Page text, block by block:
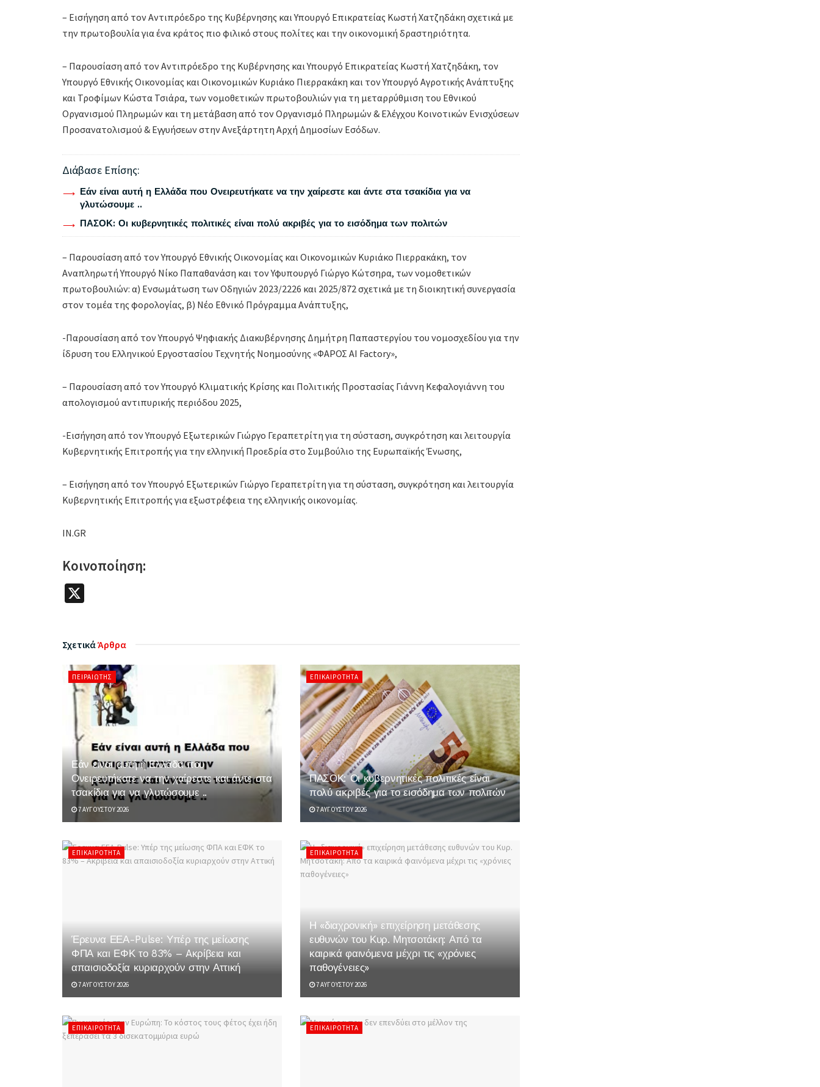
– Εισήγηση από τον Αντιπρόεδρο της Κυβέρνησης και Υπουργό Επικρατείας Κωστή Χατζηδάκη σχετικά με
την πρωτοβουλία για ένα κράτος πιο φιλικό στους πολίτες και την οικονομική δραστηριότητα.
– Παρουσίαση από τον Αντιπρόεδρο της Κυβέρνησης και Υπουργό Επικρατείας Κωστή Χατζηδάκη, τον
Υπουργό Εθνικής Οικονομίας και Οικονομικών Κυριάκο Πιερρακάκη και τον Υπουργό Αγροτικής Ανάπτυξης
και Τροφίμων Κώστα Τσιάρα, των νομοθετικών πρωτοβουλιών για τη μεταρρύθμιση του Εθνικού
Οργανισμού Πληρωμών και τη μετάβαση από τον Οργανισμό Πληρωμών & Ελέγχου Κοινοτικών Ενισχύσεων
Προσανατολισμού & Εγγυήσεων στην Ανεξάρτητη Αρχή Δημοσίων Εσόδων.
Διάβασε Επίσης:
Εάν είναι αυτή η Ελλάδα που Ονειρευτήκατε να την χαίρεστε και άντε στα τσακίδια για να
γλυτώσουμε ..
ΠΑΣΟΚ: Οι κυβερνητικές πολιτικές είναι πολύ ακριβές για το εισόδημα των πολιτών
– Παρουσίαση από τον Υπουργό Εθνικής Οικονομίας και Οικονομικών Κυριάκο Πιερρακάκη, τον
Αναπληρωτή Υπουργό Νίκο Παπαθανάση και τον Υφυπουργό Γιώργο Κώτσηρα, των νομοθετικών
πρωτοβουλιών: α) Ενσωμάτωση των Οδηγιών 2023/2226 και 2025/872 σχετικά με τη διοικητική συνεργασία
στον τομέα της φορολογίας, β) Νέο Εθνικό Πρόγραμμα Ανάπτυξης,
-Παρουσίαση από τον Υπουργό Ψηφιακής Διακυβέρνησης Δημήτρη Παπαστεργίου του νομοσχεδίου για την
ίδρυση του Ελληνικού Εργοστασίου Τεχνητής Νοημοσύνης «ΦΑΡΟΣ AI Factory»,
– Παρουσίαση από τον Υπουργό Κλιματικής Κρίσης και Πολιτικής Προστασίας Γιάννη Κεφαλογιάννη του
απολογισμού αντιπυρικής περιόδου 2025,
-Εισήγηση από τον Υπουργό Εξωτερικών Γιώργο Γεραπετρίτη για τη σύσταση, συγκρότηση και λειτουργία
Κυβερνητικής Επιτροπής για την ελληνική Προεδρία στο Συμβούλιο της Ευρωπαϊκής Ένωσης,
– Εισήγηση από τον Υπουργό Εξωτερικών Γιώργο Γεραπετρίτη για τη σύσταση, συγκρότηση και λειτουργία
Κυβερνητικής Επιτροπής για εξωστρέφεια της ελληνικής οικονομίας.
IN.GR
Κοινοποίηση:
ΣχετικάΆρθρα
ΠΕΙΡΑΙΏΤΗΣ
Εάν είναι αυτή η Ελλάδα που
Ονειρευτήκατε να την χαίρεστε και άντε στα
τσακίδια για να γλυτώσουμε ..
7 ΑΥΓΟΎΣΤΟΥ 2026
ΕΠΙΚΑΙΡΌΤΗΤΑ
ΠΑΣΟΚ: Οι κυβερνητικές πολιτικές είναι
πολύ ακριβές για το εισόδημα των πολιτών
7 ΑΥΓΟΎΣΤΟΥ 2026
ΕΠΙΚΑΙΡΌΤΗΤΑ
Έρευνα ΕΕΑ-Pulse: Υπέρ της μείωσης
ΦΠΑ και ΕΦΚ το 83% – Aκρίβεια και
απαισιοδοξία κυριαρχούν στην Αττική
7 ΑΥΓΟΎΣΤΟΥ 2026
ΕΠΙΚΑΙΡΌΤΗΤΑ
Η «διαχρονική» επιχείρηση μετάθεσης
ευθυνών του Κυρ. Μητσοτάκη: Από τα
καιρικά φαινόμενα μέχρι τις «χρόνιες
παθογένειες»
7 ΑΥΓΟΎΣΤΟΥ 2026
ΕΠΙΚΑΙΡΌΤΗΤΑ ΕΠΙΚΑΙΡΌΤΗΤΑ